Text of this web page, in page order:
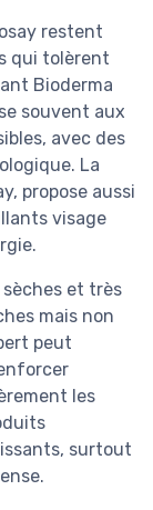
restent
qui tolèrent
Bioderma
souvent aux
avec des
La
propose aussi
visage
sèches et très
mais non
peut
les
surtout